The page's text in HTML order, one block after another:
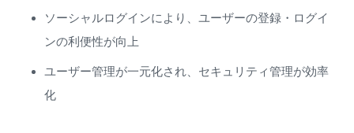
ソーシャルログインにより、ユーザーの登録・ログイ
ンの利便性が向上
ユーザー管理が一元化され、セキュリティ管理が効率
化